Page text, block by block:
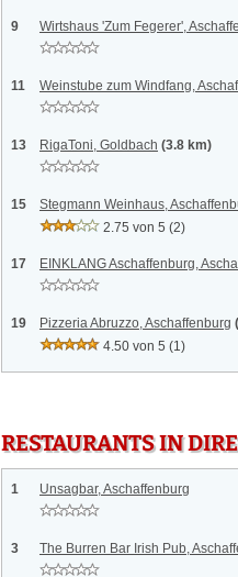
9 Wirtshaus 'Zum Fegerer',
11 Weinstube zum Windfang,
13 RigaToni, Goldbach (3.8 km)
15
Stegmann Weinhaus,
2.75 von 5 (2)
17 EINKLANG Aschaffenburg,
19 Pizzeria Abruzzo, Aschaffenburg
4.50 von 5 (1)
RESTAURANTS IN
1 Unsagbar, Aschaffenburg
3 The Burren Bar Irish Pub,